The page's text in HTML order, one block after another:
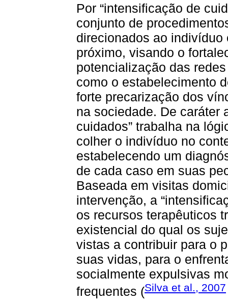
Por “intensificação de
conjunto de
direcionados ao
próximo, visando o
potencialização das
como o estabelecimento
forte precarização dos
na sociedade. De caráter
cuidados” trabalha na
colher o indivíduo no
estabelecendo um
de cada caso em suas
Baseada em visitas
intervenção, a
os recursos terapêuticos
existencial do qual os
vistas a contribuir para o
suas vidas, para o
socialmente expulsivas
frequentes (Silva et al., 2007